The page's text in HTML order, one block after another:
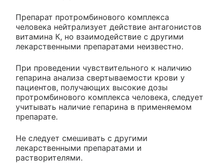
Препарат протромбинового комплекса
человека нейтрализует действие антагонистов
витамина К, но взаимодействие с другими
лекарственными препаратами неизвестно.
При проведении чувствительного к наличию
гепарина анализа свертываемости крови у
пациентов, получающих высокие дозы
протромбинового комплекса человека, следует
учитывать наличие гепарина в применяемом
препарате.
Не следует смешивать с другими
лекарственными препаратами и
растворителями.